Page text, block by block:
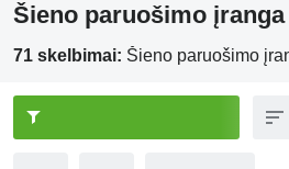
Šieno paruošimo
71 skelbimai: Šieno paruošimo